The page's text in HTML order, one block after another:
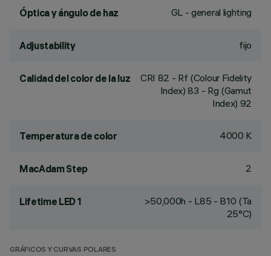
Óptica y ángulo de haz GL - general lighting
Adjustability fijo
Calidad del color de la luz CRI 82 - Rf (Colour Fidelity
Index) 83 - Rg (Gamut
Index) 92
Temperatura de color 4000 K
MacAdam Step 2
Lifetime LED 1
>50,000h - L85 - B10 (Ta
25°C)
GRÁFICOS Y CURVAS POLARES